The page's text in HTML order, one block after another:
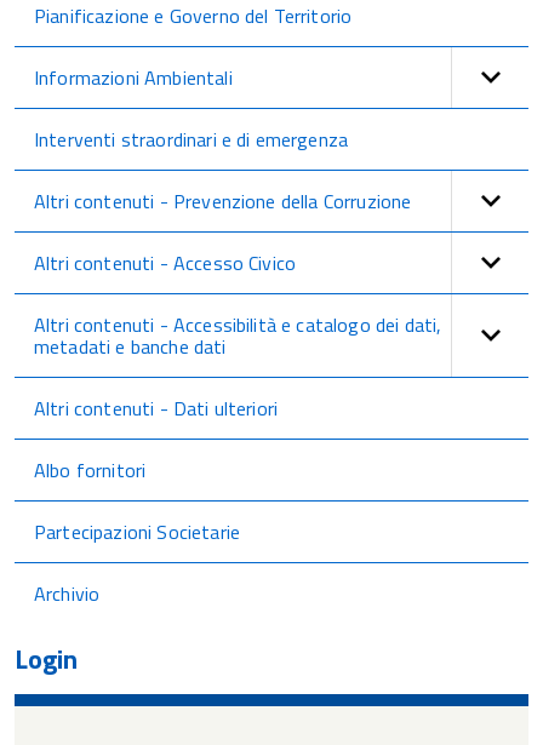
Pianificazione e Governo del Territorio
Informazioni Ambientali
Interventi straordinari e di emergenza
Altri contenuti - Prevenzione della Corruzione
Altri contenuti - Accesso Civico
Altri contenuti - Accessibilità e catalogo dei dati,
metadati e banche dati
Altri contenuti - Dati ulteriori
Albo fornitori
Partecipazioni Societarie
Archivio
Login